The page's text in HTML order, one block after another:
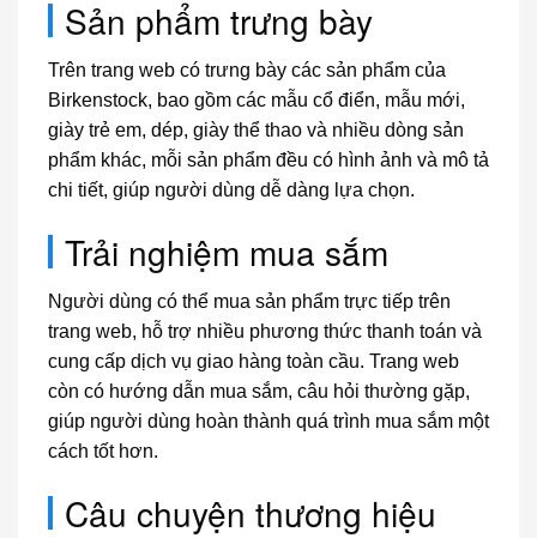
Sản phẩm trưng bày
Trên trang web có trưng bày các sản phẩm của
Birkenstock, bao gồm các mẫu cổ điển, mẫu mới,
giày trẻ em, dép, giày thể thao và nhiều dòng sản
phẩm khác, mỗi sản phẩm đều có hình ảnh và mô tả
chi tiết, giúp người dùng dễ dàng lựa chọn.
Trải nghiệm mua sắm
Người dùng có thể mua sản phẩm trực tiếp trên
trang web, hỗ trợ nhiều phương thức thanh toán và
cung cấp dịch vụ giao hàng toàn cầu. Trang web
còn có hướng dẫn mua sắm, câu hỏi thường gặp,
giúp người dùng hoàn thành quá trình mua sắm một
cách tốt hơn.
Câu chuyện thương hiệu